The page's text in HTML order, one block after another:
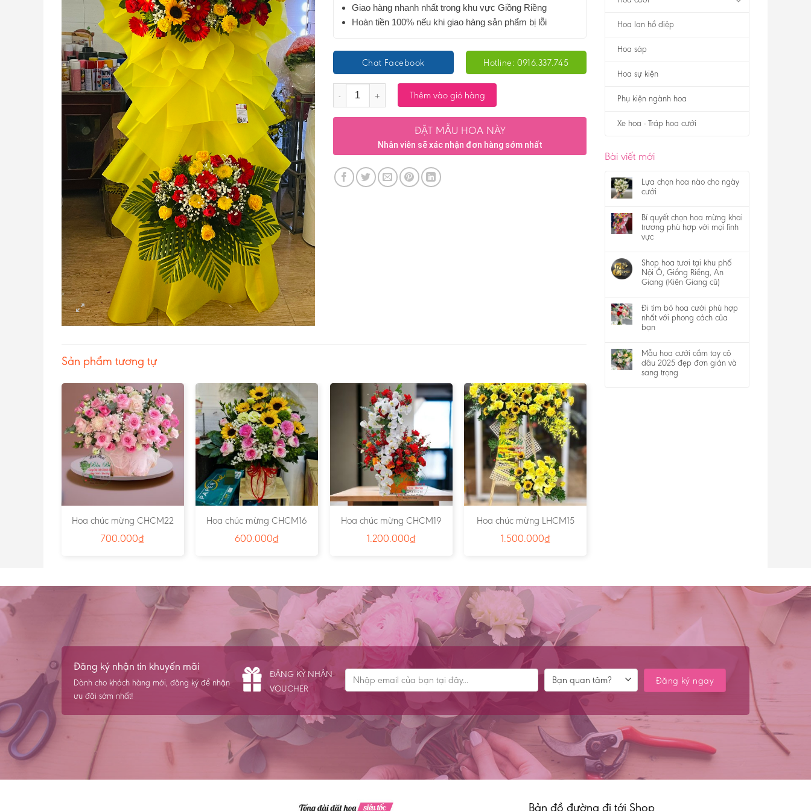
Hoa lan hồ điệp
Hoa sáp
Hoa sự kiện
Phụ kiện ngành hoa
Xe hoa - Tráp hoa cưới
Bài viết mới
Lựa chọn hoa nào cho ngày
cưới
Bí quyết chọn hoa mừng khai
trương phù hợp với mọi lĩnh
vực
Shop hoa tươi tại khu phố
Nội Ô, Giồng Riềng, An
Giang (Kiên Giang cũ)
Đi tìm bó hoa cưới phù hợp
nhất với phong cách của
bạn
Mẫu hoa cưới cầm tay cô
dâu 2025 đẹp đơn giản và
sang trọng
Giao hàng nhanh nhất trong khu vực Giồng Riềng
Hoàn tiền 100% nếu khi giao hàng sản phẩm bị lỗi
Chat Facebook Hotline: 0916.337.745
Số lượng Thêm vào giỏ hàng
ĐẶT MẪU HOA NÀY
Nhân viên sẽ xác nhận đơn hàng sớm nhất
Sản phẩm tương tự
Hoa chúc mừng CHCM22
700.000₫
Hoa chúc mừng CHCM16
600.000₫
Hoa chúc mừng CHCM19
1.200.000₫
Hoa chúc mừng LHCM15
1.500.000₫
Đăng ký nhận tin khuyến mãi
Dành cho khách hàng mới, đăng ký để nhận
ưu đãi sớm nhất!
ĐĂNG KÝ NHẬN
VOUCHER
Bản đồ đường đi tới Shop